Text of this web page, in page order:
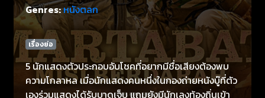
Genres:หนังตลก
เรื่องย่อ
5 นักแสดงตัวประกอบอับโชคที่อยากมีชื่อเสียงต้องพบ
ความโกลาหล เมื่อนักแสดงคนหนึ่งในกองถ่ายหนังบู๊ที่ตัว
เองร่วมแสดงได้รับบาดเจ็บ แถมยังมีนักเลงท้องถิ่นเข้า